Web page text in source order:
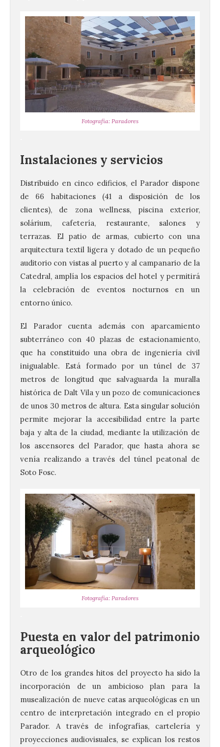
Fotografía: Paradores
Instalaciones y servicios
Distribuido en cinco edificios, el Parador dispone
de 66 habitaciones (41 a disposición de los
clientes), de zona wellness, piscina exterior,
solárium, cafetería, restaurante, salones y
terrazas. El patio de armas, cubierto con una
arquitectura textil ligera y dotado de un pequeño
auditorio con vistas al puerto y al campanario de la
Catedral, amplía los espacios del hotel y permitirá
la celebración de eventos nocturnos en un
entorno único.
El Parador cuenta además con aparcamiento
subterráneo con 40 plazas de estacionamiento,
que ha constituido una obra de ingeniería civil
inigualable. Está formado por un túnel de 37
metros de longitud que salvaguarda la muralla
histórica de Dalt Vila y un pozo de comunicaciones
de unos 30 metros de altura. Esta singular solución
permite mejorar la accesibilidad entre la parte
baja y alta de la ciudad, mediante la utilización de
los ascensores del Parador, que hasta ahora se
venía realizando a través del túnel peatonal de
Soto Fosc.
Fotografía: Paradores
Puesta en valor del patrimonio
arqueológico
Otro de los grandes hitos del proyecto ha sido la
incorporación de un ambicioso plan para la
musealización de nueve catas arqueológicas en un
centro de interpretación integrado en el propio
Parador. A través de infografías, cartelería y
proyecciones audiovisuales, se explican los restos